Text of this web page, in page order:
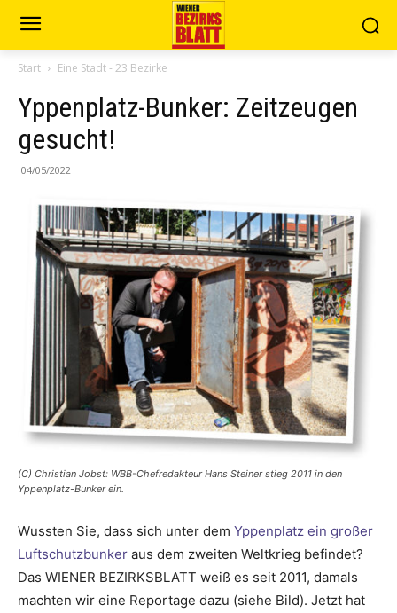
Start Eine Stadt - 23 Bezirke
Yppenplatz-Bunker: Zeitzeugen
gesucht!
04/05/2022
(C) Christian Jobst: WBB-Chefredakteur Hans Steiner stieg 2011 in den
Yppenplatz-Bunker ein.
Wussten Sie, dass sich unter dem Yppenplatz ein großer
Luftschutzbunker aus dem zweiten Weltkrieg befindet?
Das WIENER BEZIRKSBLATT weiß es seit 2011, damals
machten wir eine ­Reportage dazu (siehe Bild). Jetzt hat